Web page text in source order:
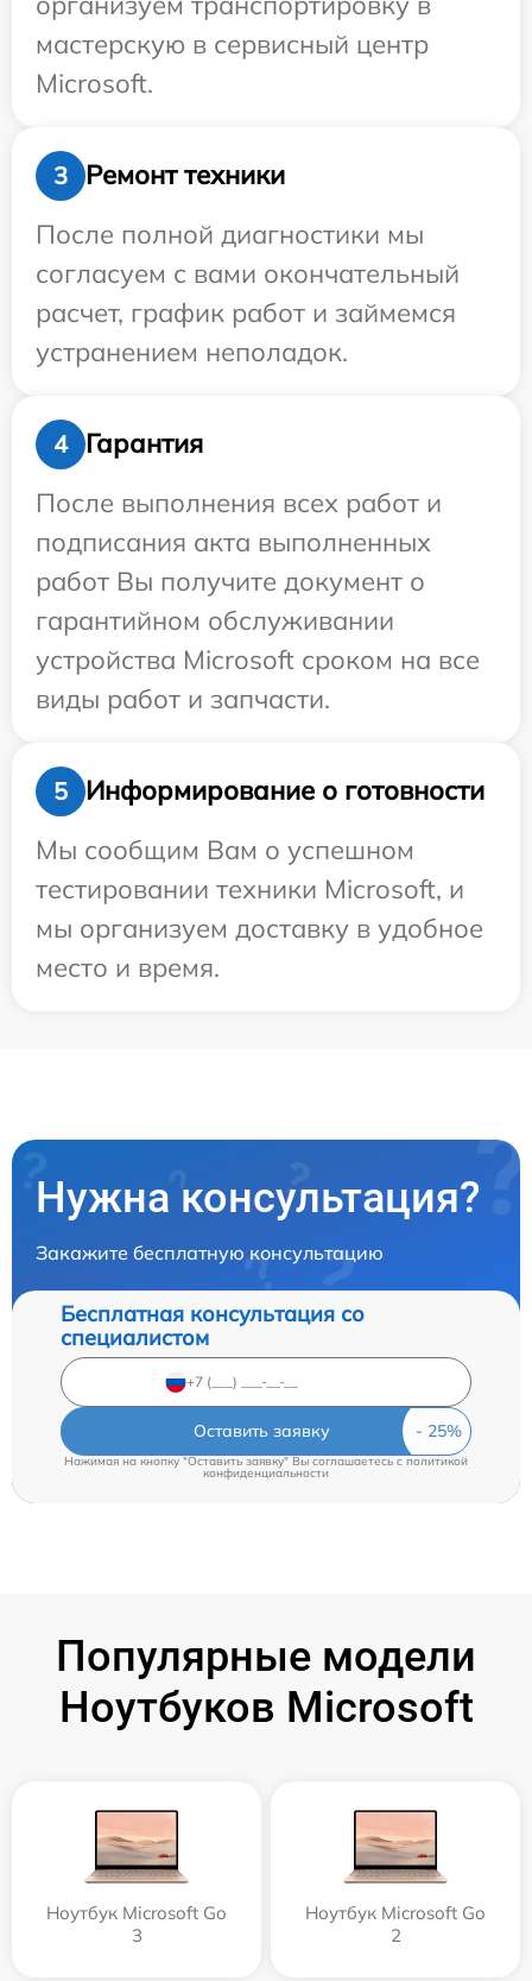
мастерскую в сервисный центр
Microsoft.
3
Ремонт техники
После полной диагностики мы
согласуем с вами окончательный
расчет, график работ и займемся
устранением неполадок.
4
Гарантия
После выполнения всех работ и
подписания акта выполненных
работ Вы получите документ о
гарантийном обслуживании
устройства Microsoft сроком на все
виды работ и запчасти.
5
Информирование о готовности
Мы сообщим Вам о успешном
тестировании техники Microsoft, и
мы организуем доставку в удобное
место и время.
Нужна консультация?
Закажите бесплатную консультацию
Бесплатная консультация со
специалистом
Оставить заявку
Нажимая на кнопку "Оставить заявку" Вы соглашаетесь cполитикой
конфиденциальности
Популярные модели
Ноутбуков Microsoft
Ноутбук Microsoft Go
3
Ноутбук Microsoft Go
2